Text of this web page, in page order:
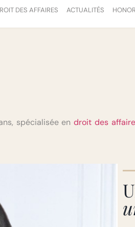
DES AFFAIRES ACTUALITÉS
spécialisée endroit des